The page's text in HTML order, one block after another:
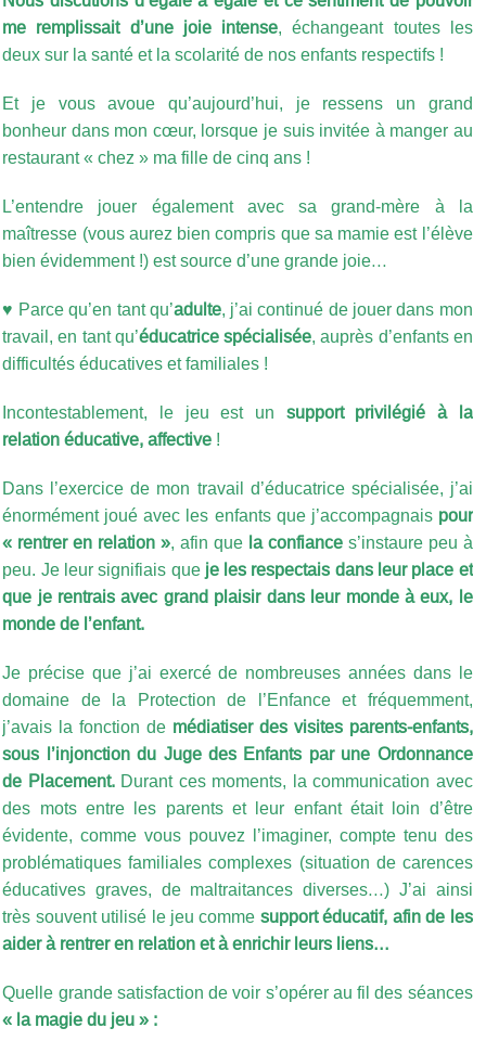
me remplissait d’une joie intense, échangeant toutes les
deux sur la santé et la scolarité de nos enfants respectifs !
Et je vous avoue qu’aujourd’hui, je ressens un grand
bonheur dans mon cœur, lorsque je suis invitée à manger au
restaurant « chez » ma fille de cinq ans !
L’entendre jouer également avec sa grand-mère à la
maîtresse (vous aurez bien compris que sa mamie est l’élève
bien évidemment !) est source d’une grande joie…
♥ Parce qu’en tant qu’adulte, j’ai continué de jouer dans mon
travail, en tant qu’éducatrice spécialisée, auprès d’enfants en
difficultés éducatives et familiales !
Incontestablement, le jeu est un support privilégié à la
relation éducative, affective !
Dans l’exercice de mon travail d’éducatrice spécialisée, j’ai
énormément joué avec les enfants que j’accompagnaispour
« rentrer en relation », afin que la confiances’instaure peu à
peu. Je leur signifiais que je les respectais dans leur place et
que je rentrais avec grand plaisir dans leur monde à eux, le
monde de l’enfant.
Je précise que j’ai exercé de nombreuses années dans le
domaine de la Protection de l’Enfance et fréquemment,
j’avais la fonction de médiatiser des visites parents-enfants,
sous l’injonction du Juge des Enfants par une Ordonnance
de Placement.Durant ces moments, la communication avec
des mots entre les parents et leur enfant était loin d’être
évidente, comme vous pouvez l’imaginer, compte tenu des
problématiques familiales complexes (situation de carences
éducatives graves, de maltraitances diverses…) J’ai ainsi
très souvent utilisé le jeu comme support éducatif, afin de les
aider à rentrer en relation et à enrichir leurs liens…
Quelle grande satisfaction de voir s’opérer au fil des séances
« la magie du jeu » :